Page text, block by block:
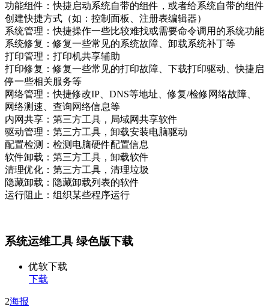
功能组件：快捷启动系统自带的组件，或者给系统自带的组件
创建快捷方式（如：控制面板、注册表编辑器）
系统管理：快捷操作一些比较难找或需要命令调用的系统功能
系统修复：修复一些常见的系统故障、卸载系统补丁等
打印管理：打印机共享辅助
打印修复：修复一些常见的打印故障、下载打印驱动、快捷启
停一些相关服务等
网络管理：快捷修改IP、DNS等地址、修复/检修网络故障、
网络测速、查询网络信息等
内网共享：第三方工具，局域网共享软件
驱动管理：第三方工具，卸载安装电脑驱动
配置检测：检测电脑硬件配置信息
软件卸载：第三方工具，卸载软件
清理优化：第三方工具，清理垃圾
隐藏卸载：隐藏卸载列表的软件
运行阻止：组织某些程序运行
系统运维工具 绿色版下载
优软下载
下载
2海报